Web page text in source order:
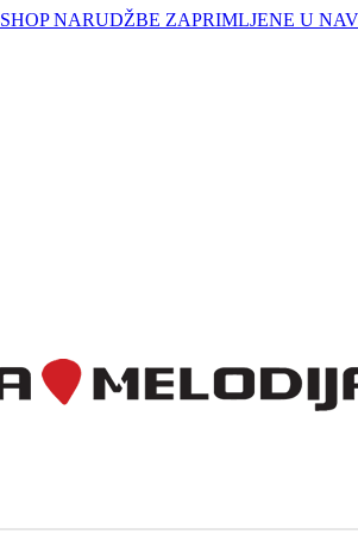
NARUDŽBE ZAPRIMLJENE U